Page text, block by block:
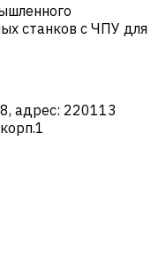
станков с ЧПУ для
адрес: 220113